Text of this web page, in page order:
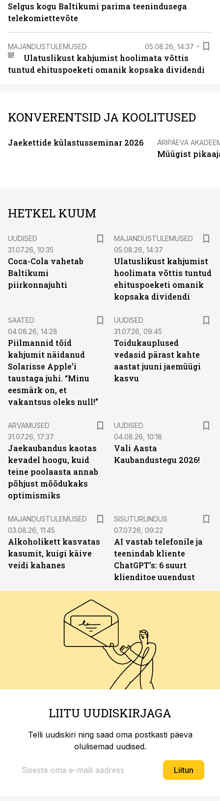
Selgus kogu Baltikumi parima teenindusega
telekomiettevõte
MAJANDUSTULEMUSED 05.08.26, 14:37
Ulatuslikust kahjumist hoolimata võttis
tuntud ehituspoeketi omanik kopsaka dividendi
KONVERENTSID JA KOOLITUSED
Jaekettide külastusseminar 2026 ÄRIPÄEVA
Müügist
HETKEL KUUM
UUDISED
31.07.26, 10:35
Coca-Cola vahetab
Baltikumi
piirkonnajuhti
MAJANDUSTULEMUSED
05.08.26, 14:37
Ulatuslikust kahjumist
hoolimata võttis tuntud
ehituspoeketi omanik
kopsaka dividendi
SAATED
04.08.26, 14:28
Piilmannid tõid
kahjumit näidanud
Solarisse Apple’i
taustaga juhi. “Minu
eesmärk on, et
vakantsus oleks null!”
UUDISED
31.07.26, 09:45
Toidukauplused
vedasid pärast kahte
aastat juuni jaemüügi
kasvu
ARVAMUSED
31.07.26, 17:37
Jaekaubandus kaotas
kevadel hoogu, kuid
teine poolaasta annab
põhjust mõõdukaks
optimismiks
UUDISED
04.08.26, 10:18
Vali Aasta
Kaubandustegu 2026!
MAJANDUSTULEMUSED
03.08.26, 11:45
Alkoholikett kasvatas
kasumit, kuigi käive
veidi kahanes
SISUTURUNDUS
07.07.26, 09:22
AI vastab telefonile ja
teenindab kliente
ChatGPT’s: 6 suurt
klienditoe uuendust
LIITU UUDISKIRJAGA
Telli uudiskiri ning saad oma postkasti päeva
olulisemad uudised.
Liitun